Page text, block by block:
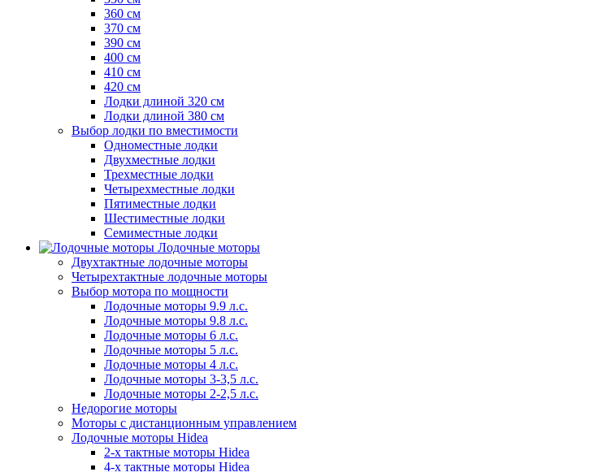
360 см
370 см
390 см
400 см
410 см
420 см
Лодки длиной 320 см
Лодки длиной 380 см
Выбор лодки по вместимости
Одноместные лодки
Двухместные лодки
Трехместные лодки
Четырехместные лодки
Пятиместные лодки
Шестиместные лодки
Семиместные лодки
Лодочные моторы
Двухтактные лодочные моторы
Четырехтактные лодочные моторы
Выбор мотора по мощности
Лодочные моторы 9.9 л.с.
Лодочные моторы 9.8 л.с.
Лодочные моторы 6 л.с.
Лодочные моторы 5 л.с.
Лодочные моторы 4 л.с.
Лодочные моторы 3-3,5 л.с.
Лодочные моторы 2-2,5 л.с.
Недорогие моторы
Моторы с дистанционным управлением
Лодочные моторы Hidea
2-х тактные моторы Hidea
4-х тактные моторы Hidea